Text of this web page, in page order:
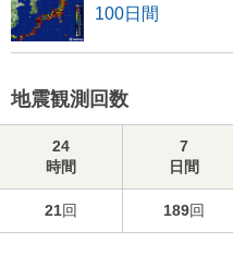
100日間
地震観測回数
24
時間
7
日間
21回 189回